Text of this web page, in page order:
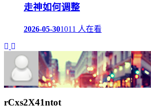
走神如何调整
2026-05-301011 人在看
rCxs2X41ntot